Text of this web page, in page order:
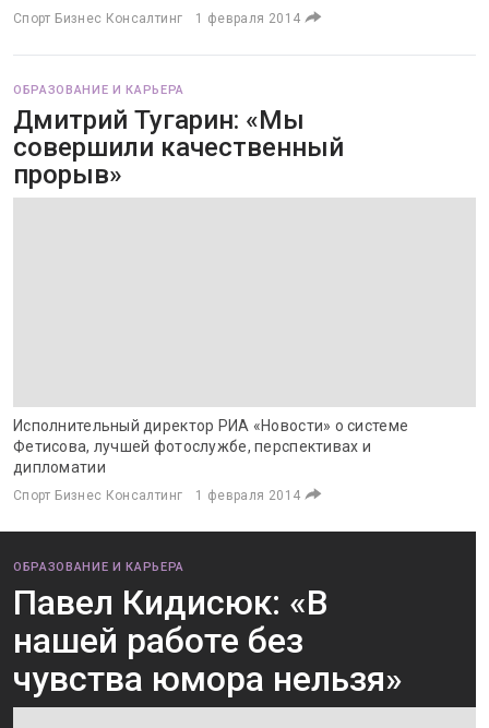
Спорт Бизнес Консалтинг 1 февраля 2014
ОБРАЗОВАНИЕ И КАРЬЕРА
Дмитрий Тугарин: «Мы
совершили качественный
прорыв»
Исполнительный директор РИА «Новости» о системе
Фетисова, лучшей фотослужбе, перспективах и
дипломатии
Спорт Бизнес Консалтинг 1 февраля 2014
ОБРАЗОВАНИЕ И КАРЬЕРА
Павел Кидисюк: «В
нашей работе без
чувства юмора нельзя»